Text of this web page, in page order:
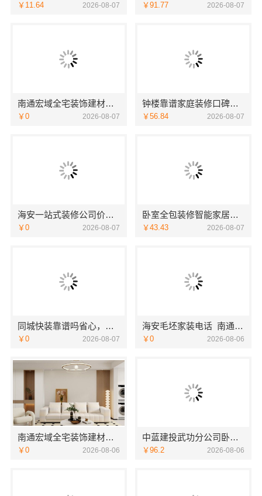
￥11.64 2026-08-07 ￥91.77 2026-08-07
南通宏域全宅装饰建材有限公司海安毛坯家装电话
￥0 2026-08-07
钟楼靠谱家庭装修口碑怎么样，宜居佳装饰服务优
￥56.84 2026-08-07
海安一站式装修公司价格-南通宏域全宅装饰建材有限公司
￥0 2026-08-07
卧室全包装修智能家居，中蓝建投品质交付
￥43.43 2026-08-07
同城快装靠谱吗省心，快住快装省心又放心
￥0 2026-08-07
海安毛坯家装电话_南通宏域全宅装饰建材有限公司
￥0 2026-08-06
南通宏域全宅装饰建材有限公司南通海安毛坯装饰公司设计
￥0 2026-08-06
中蓝建投武功分公司卧室改造智能家居一站式
￥96.2 2026-08-06